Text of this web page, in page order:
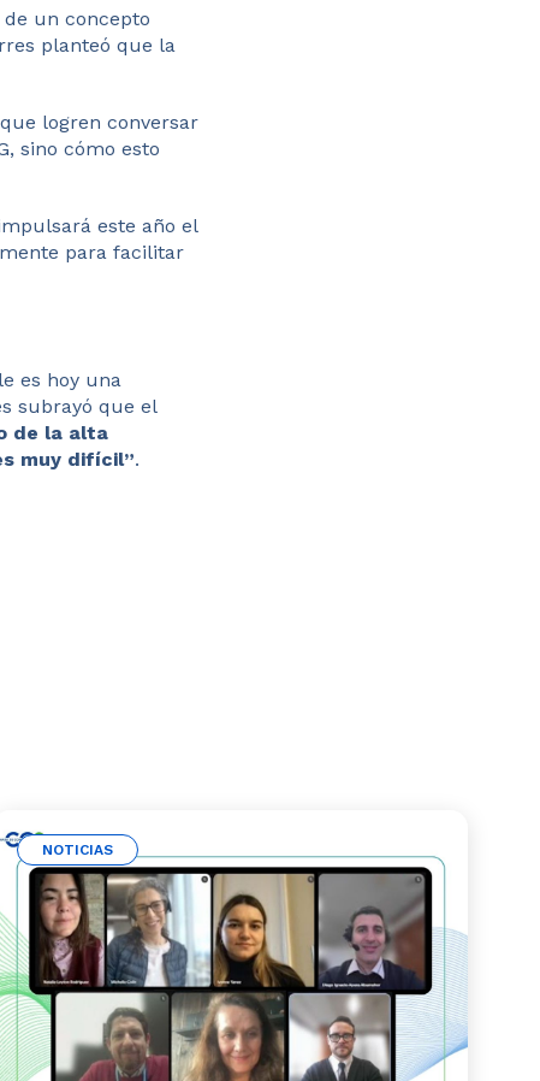
un concepto
planteó que la
logren conversar
sino cómo esto
este año el
para facilitar
es hoy una
subrayó que el
de la alta
muy difícil”.
NOTICIAS